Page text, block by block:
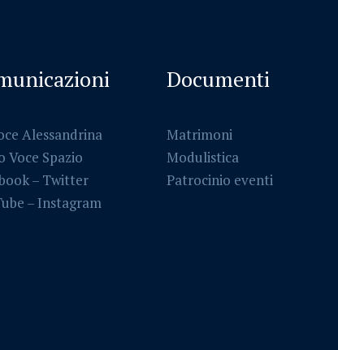
Alessandrina
Voce Spazio
– Twitter
– Instagram
Documenti
Matrimoni
Modulistica
Patrocinio eventi